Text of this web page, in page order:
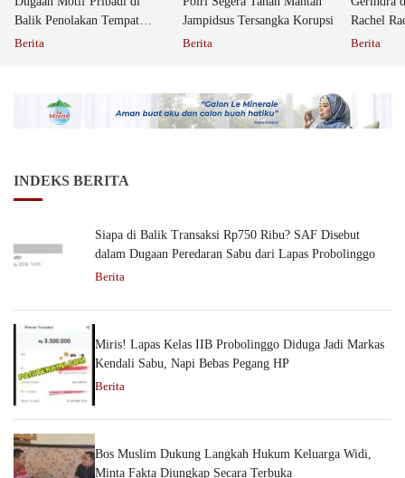
Balik Penolakan Tempat
Ibadah GKJW Bangil
Berita
Jampidsus Tersangka Korupsi
Berita
Rachel
Berita
INDEKS BERITA
Siapa di Balik Transaksi Rp750 Ribu? SAF Disebut
dalam Dugaan Peredaran Sabu dari Lapas Probolinggo
Berita
Miris! Lapas Kelas IIB Probolinggo Diduga Jadi Markas
Kendali Sabu, Napi Bebas Pegang HP
Berita
Bos Muslim Dukung Langkah Hukum Keluarga Widi,
Minta Fakta Diungkap Secara Terbuka